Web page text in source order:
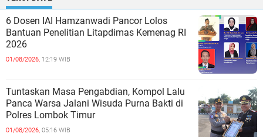
6 Dosen IAI Hamzanwadi Pancor Lolos
Bantuan Penelitian Litapdimas Kemenag RI
2026
01/08/2026, 12:19 WIB
Tuntaskan Masa Pengabdian, Kompol Lalu
Panca Warsa Jalani Wisuda Purna Bakti di
Polres Lombok Timur
01/08/2026, 05:16 WIB